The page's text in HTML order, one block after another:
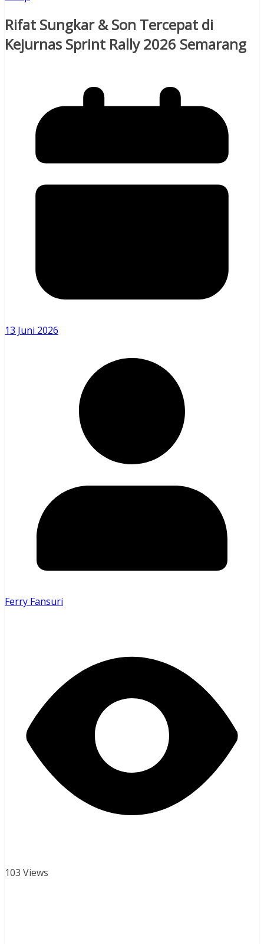
Rifat Sungkar & Son Tercepat di
Kejurnas Sprint Rally 2026 Semarang
13 Juni 2026
Ferry Fansuri
103 Views